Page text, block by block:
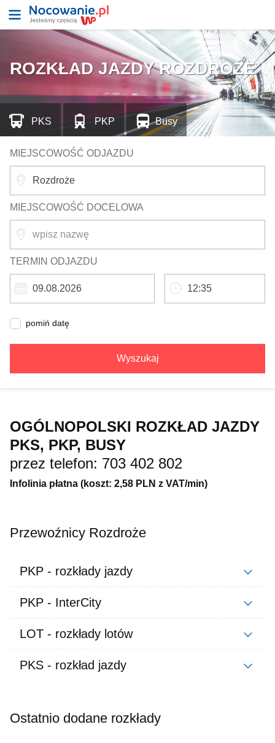
ROZKŁAD JAZDY ROZDROŻE
MIEJSCOWOŚĆ ODJAZDU
MIEJSCOWOŚĆ DOCELOWA
TERMIN ODJAZDU
pomiń datę
Wyszukaj
PKS PKP Busy
OGÓLNOPOLSKI ROZKŁAD JAZDY
PKS, PKP, BUSY
przez telefon: 703 402 802
Infolinia płatna (koszt: 2,58 PLN z VAT/min)
Przewoźnicy Rozdroże
PKP - rozkłady jazdy
PKP - InterCity
LOT - rozkłady lotów
PKS - rozkład jazdy
Ostatnio dodane rozkłady